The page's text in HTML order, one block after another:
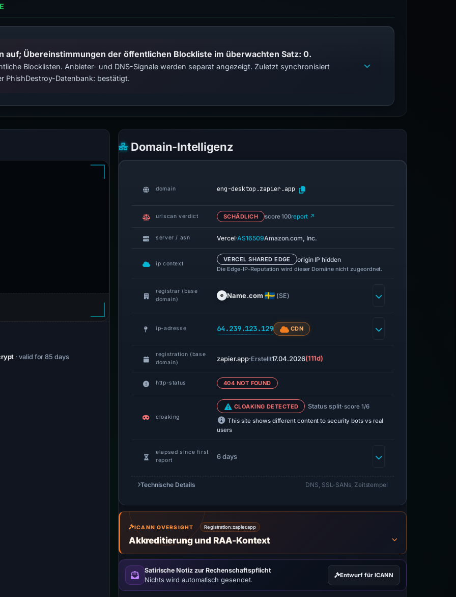
auf; Übereinstimmungen der öffentlichen Blockliste im überwachten Satz: 0.
Blocklisten. Anbieter- und DNS-Signale werden separat angezeigt. Zuletzt synchronisiert
PhishDestroy-Datenbank: bestätigt.
· valid for 85 days
Domain-Intelligenz
domain eng-desktop.zapier.app
urlscan verdict SCHÄDLICH score 100report ↗
server / asn Vercel·AS16509Amazon.com, Inc.
ip context
VERCEL SHARED EDGE origin IP hidden
Die Edge-IP-Reputation wird dieser Domäne nicht zugeordnet.
registrar (base
domain)
Name.com (SE)
ip-adresse 64.239.123.129 CDN
registration (base
domain)
zapier.app·Erstellt17.04.2026(111d)
http-status 404 NOT FOUND
cloaking
CLOAKING DETECTED Status split· score 1/6
This site shows different content to security bots vs real
users
elapsed since first
report
6 days
Technische Details DNS, SSL-SANs, Zeitstempel
ICANN OVERSIGHT Registration:zapier.app
Akkreditierung und RAA-Kontext
Satirische Notiz zur Rechenschaftspflicht
Nichts wird automatisch gesendet.
Entwurf für ICANN